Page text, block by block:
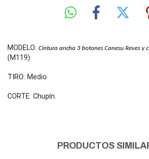
MODELO: Cintura ancha 3 botones Canesu Reves y
(M119)
TIRO: Medio
CORTE: Chupín.
PRODUCTOS